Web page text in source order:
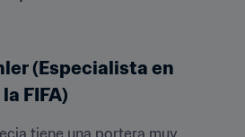
(Especialista en
FIFA)
tiene una portera muy